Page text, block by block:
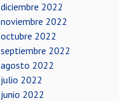
diciembre 2022
noviembre 2022
octubre 2022
septiembre 2022
agosto 2022
julio 2022
junio 2022